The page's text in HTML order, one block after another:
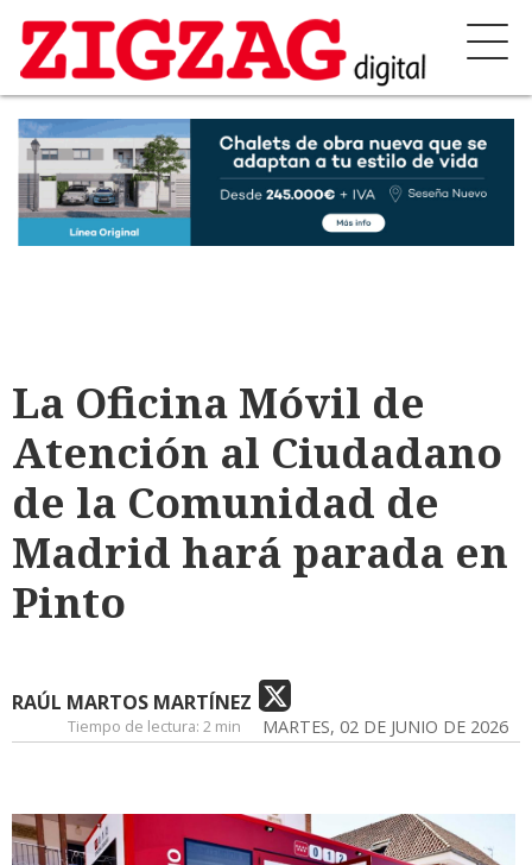
La Oficina Móvil de
Atención al Ciudadano
de la Comunidad de
Madrid hará parada en
Pinto
RAÚL MARTOS MARTÍNEZ
MARTES, 02 DE JUNIO DE 2026
Tiempo de lectura: 2 min